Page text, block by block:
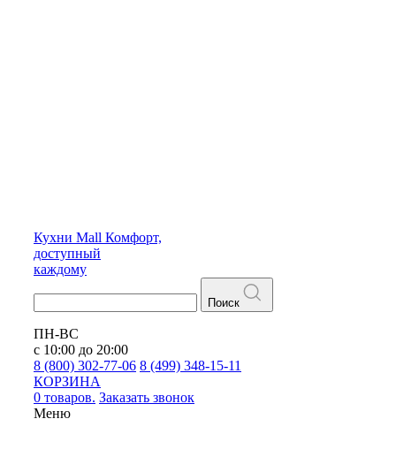
Кухни Mall Комфорт,
доступный
каждому
Поиск
ПН-ВС
с 10:00 до 20:00
8 (800) 302-77-06 8 (499) 348-15-11
КОРЗИНА
0 товаров. Заказать звонок
Меню